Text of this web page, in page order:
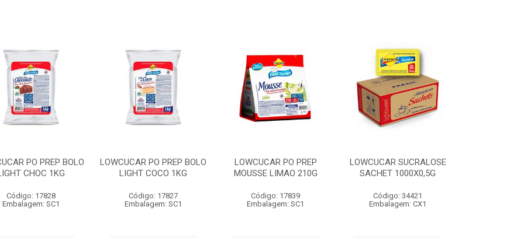
PO PREP BOLO
CHOC 1KG
Código: 17828
Embalagem: SC1
LOWCUCAR PO PREP BOLO
LIGHT COCO 1KG
Código: 17827
Embalagem: SC1
LOWCUCAR PO PREP
MOUSSE LIMAO 210G
Código: 17839
Embalagem: SC1
LOWCUCAR SUCRALOSE
SACHET 1000X0,5G
Código: 34421
Embalagem: CX1